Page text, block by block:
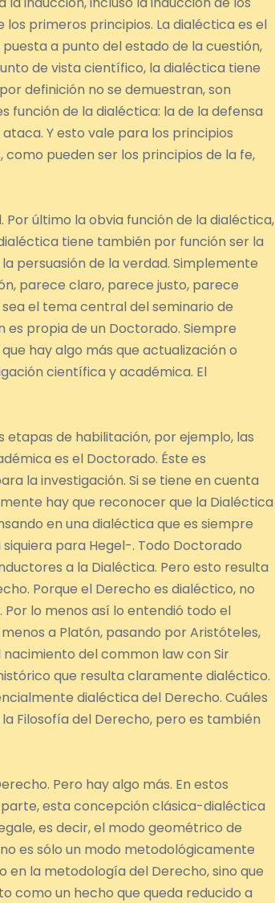
primeros principios. La dialéctica es el
a punto del estado de la cuestión,
de vista científico, la dialéctica tiene
definición no se demuestran, son
función de la dialéctica: la de la defensa
Y esto vale para los principios
pueden ser los principios de la fe,
último la obvia función de la dialéctica,
tiene también por función ser la
persuasión de la verdad. Simplemente
parece claro, parece justo, parece
el tema central del seminario de
es propia de un Doctorado. Siempre
hay algo más que actualización o
científica y académica. El
etapas de habilitación, por ejemplo, las
es el Doctorado. Éste es
la investigación. Si se tiene en cuenta
hay que reconocer que la Dialéctica
en una dialéctica que es siempre
para Hegel-. Todo Doctorado
a la Dialéctica. Pero esto resulta
Porque el Derecho es dialéctico, no
lo menos así lo entendió todo el
a Platón, pasando por Aristóteles,
del common law con Sir
que resulta claramente dialéctico.
dialéctica del Derecho. Cuáles
Filosofía del Derecho, pero es también
Pero hay algo más. En estos
esta concepción clásica-dialéctica
es decir, el modo geométrico de
es sólo un modo metodológicamente
la metodología del Derecho, sino que
como un hecho que queda reducido a